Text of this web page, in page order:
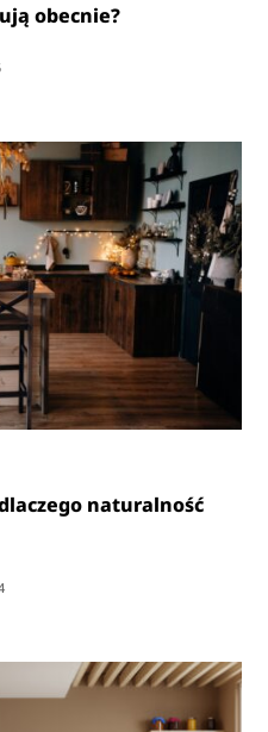
obecnie?
naturalność